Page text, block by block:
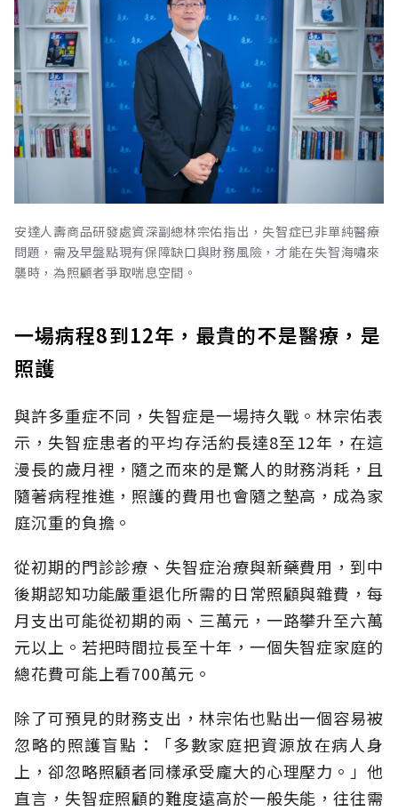
安達人壽商品研發處資深副總林宗佑指出，失智症已非單純醫療
問題，需及早盤點現有保障缺口與財務風險，才能在失智海嘯來
襲時，為照顧者爭取喘息空間。
一場病程8到12年，最貴的不是醫療，是
照護
與許多重症不同，失智症是一場持久戰。林宗佑表
示，失智症患者的平均存活約長達8至12年，在這
漫長的歲月裡，隨之而來的是驚人的財務消耗，且
隨著病程推進，照護的費用也會隨之墊高，成為家
庭沉重的負擔。
從初期的門診診療、失智症治療與新藥費用，到中
後期認知功能嚴重退化所需的日常照顧與雜費，每
月支出可能從初期的兩、三萬元，一路攀升至六萬
元以上。若把時間拉長至十年，一個失智症家庭的
總花費可能上看700萬元。
除了可預見的財務支出，林宗佑也點出一個容易被
忽略的照護盲點：「多數家庭把資源放在病人身
上，卻忽略照顧者同樣承受龐大的心理壓力。」他
直言，失智症照顧的難度遠高於一般失能，往往需